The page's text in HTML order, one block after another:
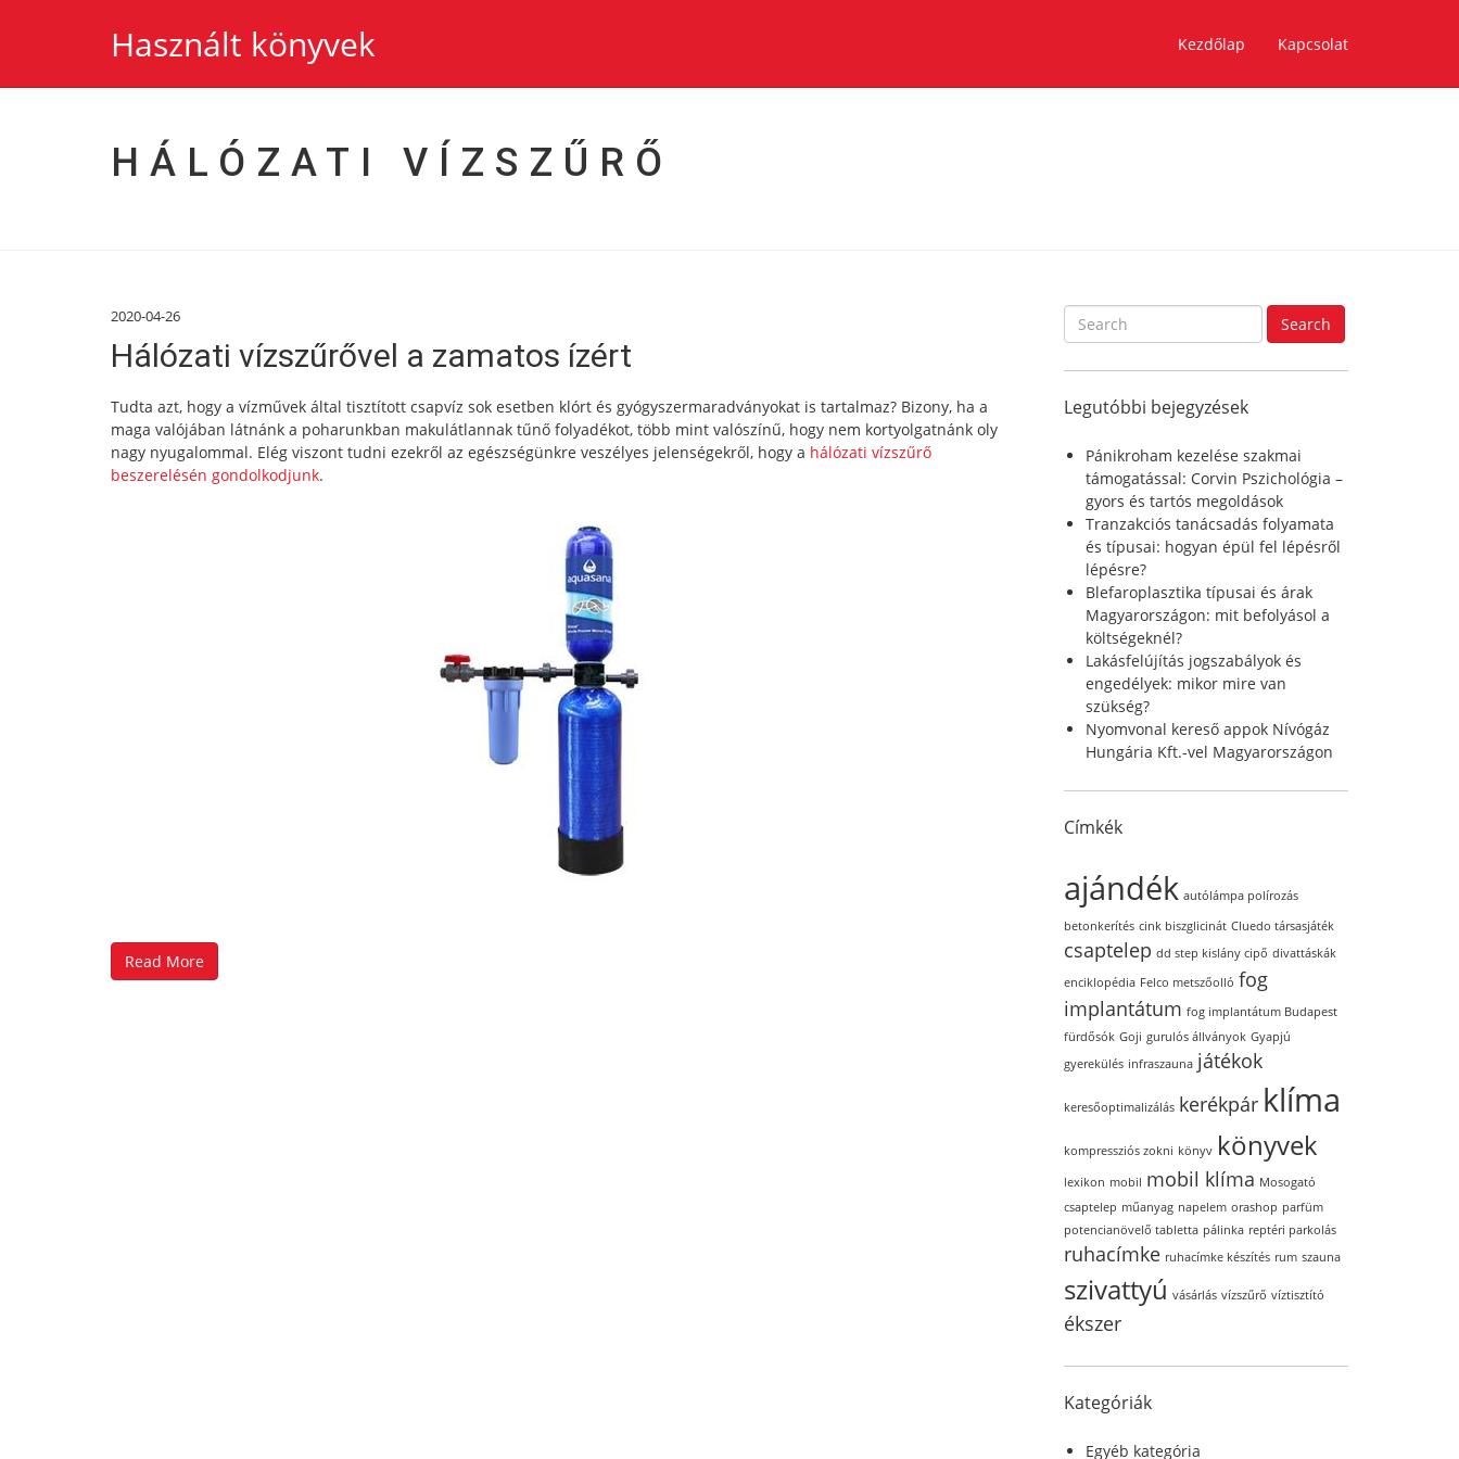
Használt könyvek Kezdőlap Kapcsolat
HÁLÓZATI VÍZSZŰRŐ
2020-04-26
Hálózati vízszűrővel a zamatos ízért
Tudta azt, hogy a vízművek által tisztított csapvíz sok esetben klórt és gyógyszermaradványokat is tartalmaz? Bizony, ha a
maga valójában látnánk a poharunkban makulátlannak tűnő folyadékot, több mint valószínű, hogy nem kortyolgatnánk oly
nagy nyugalommal. Elég viszont tudni ezekről az egészségünkre veszélyes jelenségekről, hogy a hálózati vízszűrő
beszerelésén gondolkodjunk.
Read More
S
e
c
f
Search
Legutóbbi bejegyzések
Pánikroham kezelése szakmai
támogatással: Corvin Pszichológia –
gyors és tartós megoldások
Tranzakciós tanácsadás folyamata
és típusai: hogyan épül fel lépésről
lépésre?
Blefaroplasztika típusai és árak
Magyarországon: mit befolyásol a
költségeknél?
Lakásfelújítás jogszabályok és
engedélyek: mikor mire van
szükség?
Nyomvonal kereső appok Nívógáz
Hungária Kft.-vel Magyarországon
Címkék
ajándék autólámpa polírozás
betonkerítés cink biszglicinát Cluedo társasjáték
csaptelep dd step kislány cipő divattáskák
enciklopédia Felco metszőolló fog
implantátum fog implantátum Budapest
fürdősók Goji gurulós állványok Gyapjú
gyerekülés infraszauna játékok
keresőoptimalizálás kerékpár klíma
kompressziós zokni könyv könyvek
lexikon mobil mobil klíma Mosogató
csaptelep műanyag napelem orashop parfüm
potencianövelő tabletta pálinka reptéri parkolás
ruhacímke ruhacímke készítés rum szauna
szivattyú vásárlás vízszűrő víztisztító
ékszer
Kategóriák
Egyéb kategória